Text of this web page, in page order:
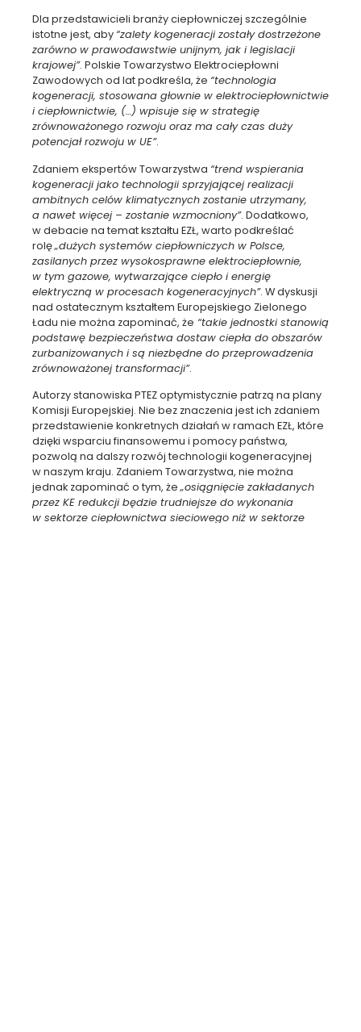
Dla przedstawicieli branży ciepłowniczej szczególnie
istotne jest, aby“zalety kogeneracji zostały dostrzeżone
zarówno w prawodawstwie unijnym, jak i legislacji
krajowej”. Polskie Towarzystwo Elektrociepłowni
Zawodowych od lat podkreśla, że “technologia
kogeneracji, stosowana głownie w elektrociepłownictwie
i ciepłownictwie, (…) wpisuje się w strategię
zrównoważonego rozwoju oraz ma cały czas duży
potencjał rozwoju w UE”.
Zdaniem ekspertów Towarzystwa “trend wspierania
kogeneracji jako technologii sprzyjającej realizacji
ambitnych celów klimatycznych zostanie utrzymany,
a nawet więcej – zostanie wzmocniony”. Dodatkowo,
w debacie na temat kształtu EZŁ, warto podkreślać
rolę„dużych systemów ciepłowniczych w Polsce,
zasilanych przez wysokosprawne elektrociepłownie,
w tym gazowe, wytwarzające ciepło i energię
elektryczną w procesach kogeneracyjnych”. W dyskusji
nad ostatecznym kształtem Europejskiego Zielonego
Ładu nie można zapominać, że “takie jednostki stanowią
podstawę bezpieczeństwa dostaw ciepła do obszarów
zurbanizowanych i są niezbędne do przeprowadzenia
zrównoważonej transformacji”.
Autorzy stanowiska PTEZ optymistycznie patrzą na plany
Komisji Europejskiej. Nie bez znaczenia jest ich zdaniem
przedstawienie konkretnych działań w ramach EZŁ, które
dzięki wsparciu finansowemu i pomocy państwa,
pozwolą na dalszy rozwój technologii kogeneracyjnej
w naszym kraju. Zdaniem Towarzystwa, nie można
jednak zapominać o tym, że„osiągnięcie zakładanych
przez KE redukcji będzie trudniejsze do wykonania
w sektorze ciepłownictwa sieciowego niż w sektorze